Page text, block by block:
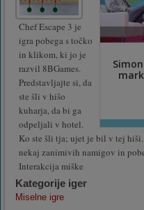
Chef Escape 3 je
igra pobega s točko
in klikom, ki jo je
razvil 8BGames.
Predstavljajte si, da
ste šli v hišo
kuharja, da bi ga
odpeljali v hotel.
Ko ste šli tja; ujet je bil v tej
nekaj zanimivih namigov in
Interakcija miške
Kategorije iger
Miselne igre